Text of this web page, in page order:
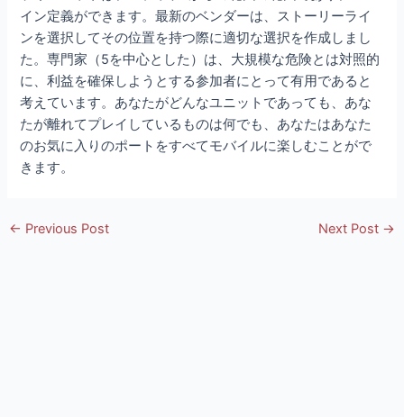
イン定義ができます。最新のベンダーは、ストーリーライ
ンを選択してその位置を持つ際に適切な選択を作成しまし
た。専門家（5を中心とした）は、大規模な危険とは対照的
に、利益を確保しようとする参加者にとって有用であると
考えています。あなたがどんなユニットであっても、あな
たが離れてプレイしているものは何でも、あなたはあなた
のお気に入りのポートをすべてモバイルに楽しむことがで
きます。
Post
← Previous Post Next Post →